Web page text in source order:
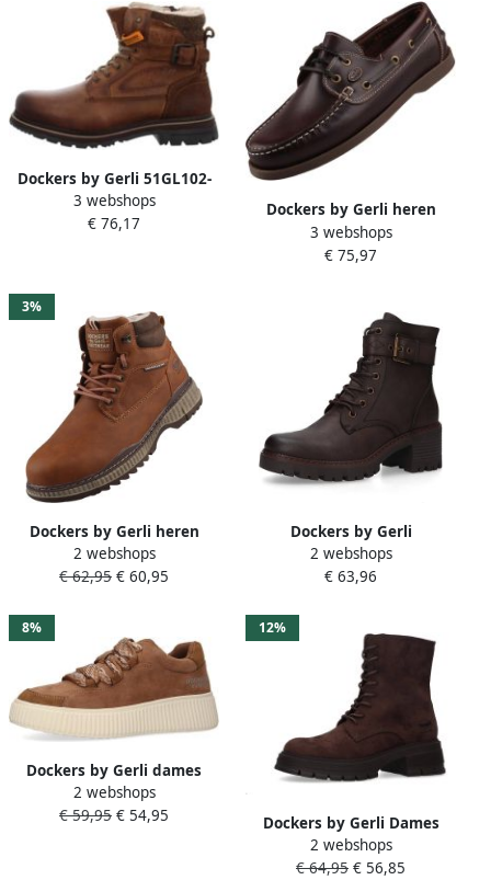
Dockers by Gerli 51GL102-
140 Herenlaarzen 400-Tan
3 webshops
€ 76,17
Dockers by Gerli heren
leren mocassin donkerbruin
3 webshops
€ 75,97
3%
Dockers by Gerli heren
gevoerde laarzen lichtbruin
2 webshops
€ 62,95 € 60,95
Dockers by Gerli
Dameslaarzen 57OX201-610-
380 bruine Winterboots
2 webshops
€ 63,96
8%
Dockers by Gerli dames
plateau sneaker 55KJ204-
772300 veterschoen bruin
2 webshops
€ 59,95 € 54,95
12%
Dockers by Gerli Dames
Enkellaarsjes 57KS201 Bruin
Boots
2 webshops
€ 64,95 € 56,85